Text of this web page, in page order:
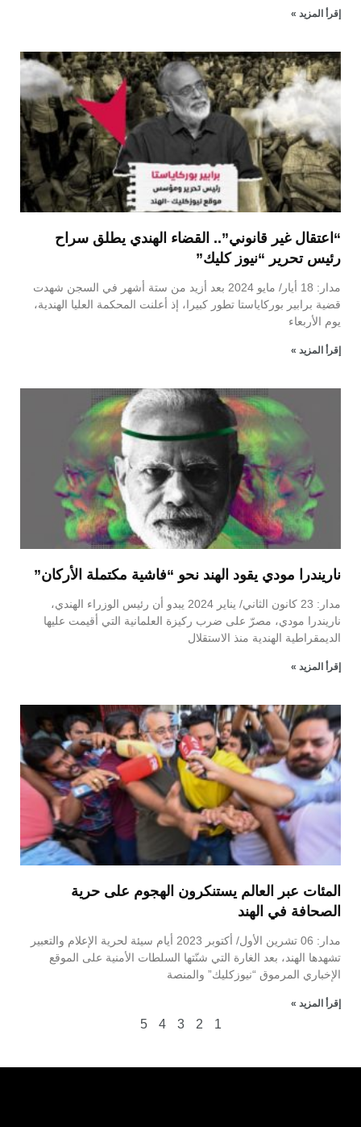
إقرأ المزيد »
“اعتقال غير قانوني”.. القضاء الهندي يطلق سراح
رئيس تحرير “نيوز كليك”
مدار: 18 أيار/ مايو 2024 بعد أزيد من ستة أشهر في السجن شهدت
قضية برابير بوركاياستا تطور كبيرا، إذ أعلنت المحكمة العليا الهندية،
يوم الأربعاء
إقرأ المزيد »
ناريندرا مودي يقود الهند نحو “فاشية مكتملة الأركان”
مدار: 23 كانون الثاني/ يناير 2024 يبدو أن رئيس الوزراء الهندي،
ناريندرا مودي، مصرّ على ضرب ركيزة العلمانية التي أقيمت عليها
الديمقراطية الهندية منذ الاستقلال
إقرأ المزيد »
المئات عبر العالم يستنكرون الهجوم على حرية
الصحافة في الهند
مدار: 06 تشرين الأول/ أكتوبر 2023 أيام سيئة لحرية الإعلام والتعبير
تشهدها الهند، بعد الغارة التي شنّتها السلطات الأمنية على الموقع
الإخباري المرموق “نيوزكليك” والمنصة
إقرأ المزيد »
1
2
3
4
5